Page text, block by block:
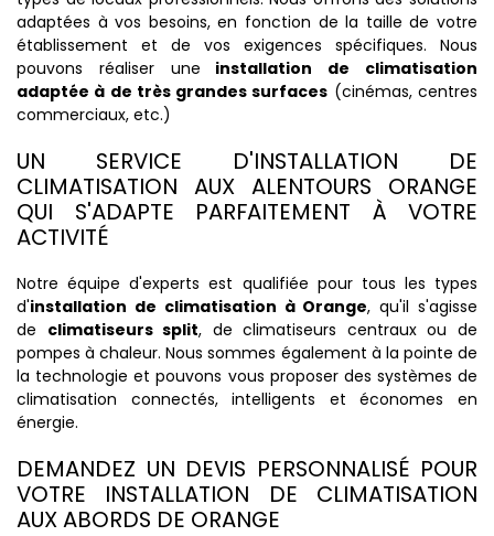
adaptées à vos besoins, en fonction de la taille de votre
établissement et de vos exigences spécifiques. Nous
pouvons réaliser une installation de climatisation
adaptée à de très grandes surfaces (cinémas, centres
commerciaux, etc.)
UN SERVICE D'INSTALLATION DE
CLIMATISATION AUX ALENTOURS ORANGE
QUI S'ADAPTE PARFAITEMENT À VOTRE
ACTIVITÉ
Notre équipe d'experts est qualifiée pour tous les types
d'installation de climatisation à Orange, qu'il s'agisse
de climatiseurs split, de climatiseurs centraux ou de
pompes à chaleur. Nous sommes également à la pointe de
la technologie et pouvons vous proposer des systèmes de
climatisation connectés, intelligents et économes en
énergie.
DEMANDEZ UN DEVIS PERSONNALISÉ POUR
VOTRE INSTALLATION DE CLIMATISATION
AUX ABORDS DE ORANGE